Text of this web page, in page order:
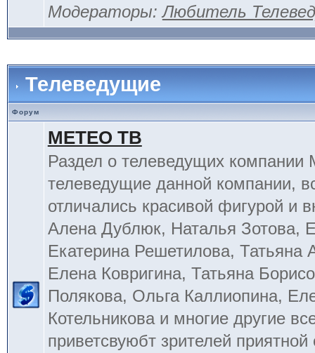
Модераторы:Любитель
Телеведущие
Форум
МЕТЕО ТВ
Раздел о телеведущих
телеведущие данной компании,
отличались красивой фигурой и
Алена Дублюк, Наталья Зотова,
Екатерина Решетилова, Татьяна
Елена Ковригина, Татьяна
Полякова, Ольга Каллиопина,
Котельникова и многие другие
приветсвуюбт зрителей приятной